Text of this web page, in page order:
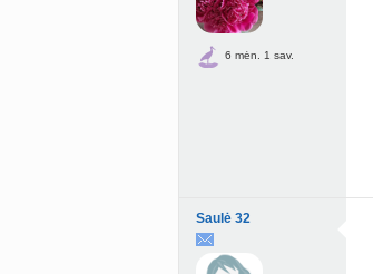
6 mėn. 1 sav.
Saulė 32